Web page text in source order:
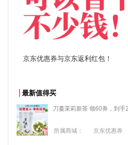
京东优惠券与京东返利红包！
最新值得买
刀蔓茉莉新茶 领60券，到手
所属商城： 京东优惠券